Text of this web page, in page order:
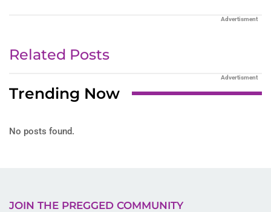
Advertisment
Related Posts
Advertisment
Trending Now
No posts found.
JOIN THE PREGGED COMMUNITY